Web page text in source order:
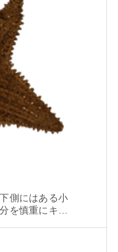
側にはある小
を慎重にキャ